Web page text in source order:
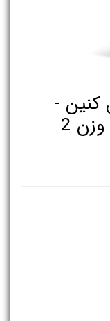
کنین -
ROYAL CANIN KITTEN - وزن 2